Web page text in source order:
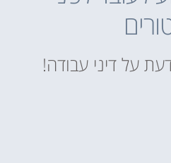
על דיני עבודה!